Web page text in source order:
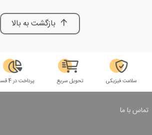
بازگشت به بالا
سلامت فیزیکی تحویل سریع پرداخت در 4 قسط
تماس با ما